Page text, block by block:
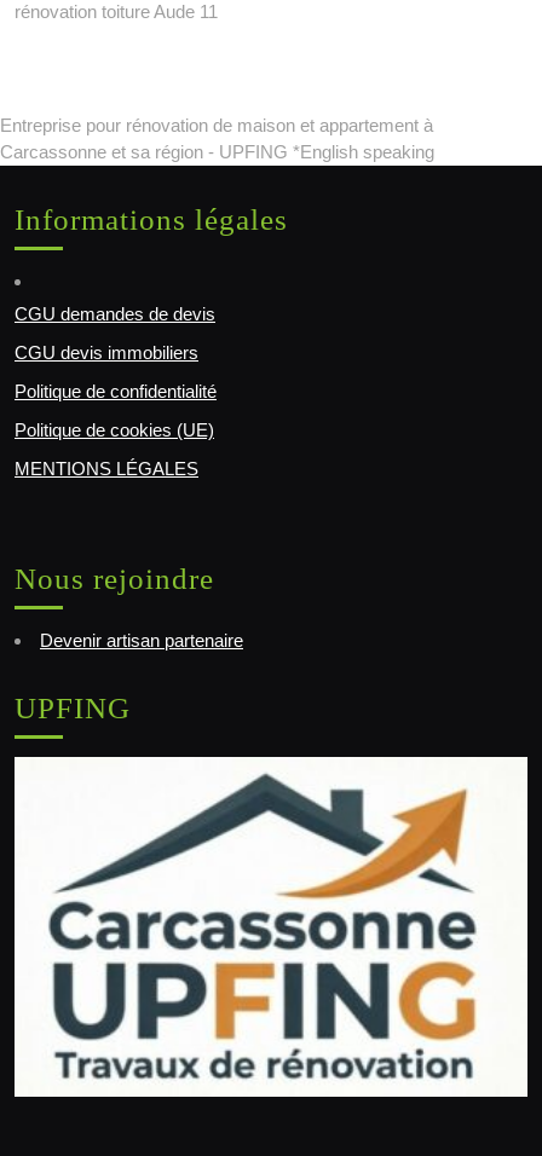
rénovation toiture Aude 11
Entreprise pour rénovation de maison et appartement à
Carcassonne et sa région - UPFING *English speaking
Informations légales
CGU demandes de devis
CGU devis immobiliers
Politique de confidentialité
Politique de cookies (UE)
MENTIONS LÉGALES
Nous rejoindre
Devenir artisan partenaire
UPFING